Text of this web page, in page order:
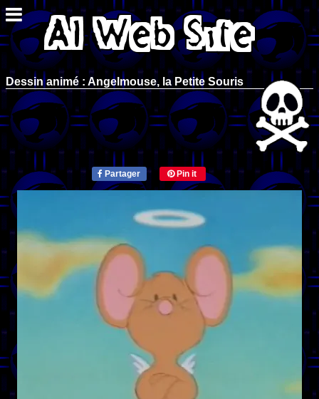
Dessin animé : Angelmouse, la Petite Souris
Partager Pin it